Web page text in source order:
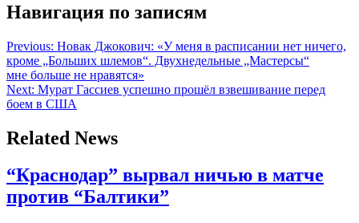
Навигация по записям
Previous: Новак Джокович: «У меня в расписании нет ничего,
кроме „Больших шлемов“. Двухнедельные „Мастерсы“
мне больше не нравятся»
Next: Мурат Гассиев успешно прошёл взвешивание перед
боем в США
Related News
“Краснодар” вырвал ничью в матче
против “Балтики”